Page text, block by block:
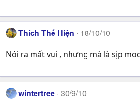
Thích Thể Hiện 18/10/10
Nói ra mất vui , nhưng mà là sịp
wintertree 30/9/10